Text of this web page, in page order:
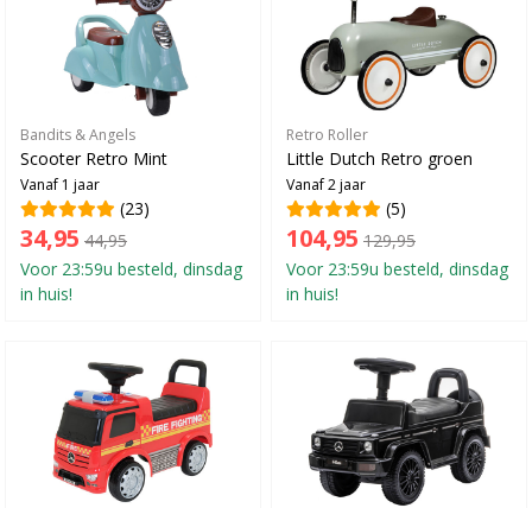
Bandits & Angels
Scooter Retro Mint
Vanaf 1 jaar
(23)
34,95 44,95
Voor 23:59u besteld, dinsdag
in huis!
Retro Roller
Little Dutch Retro groen
Vanaf 2 jaar
(5)
104,95 129,95
Voor 23:59u besteld, dinsdag
in huis!